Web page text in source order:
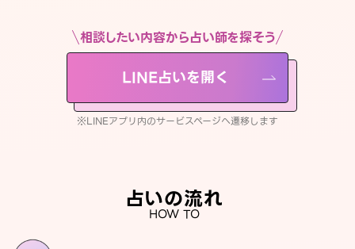
相談したい内容から占い師を探そう
LINE占いを開く
※LINEアプリ内のサービスページへ遷移します
占いの流れ
HOW TO